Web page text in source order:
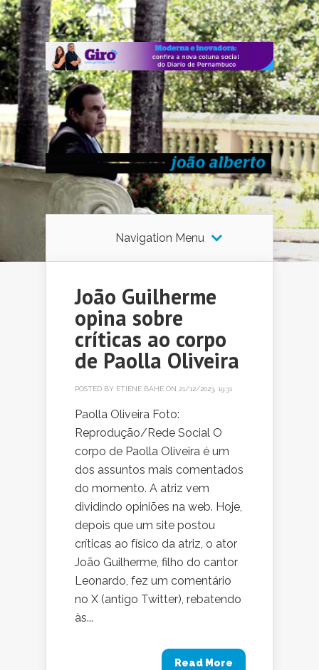
Navigation Menu
João Guilherme
opina sobre
críticas ao corpo
de Paolla Oliveira
POSTED BY ETIENE BAHE ON 21/12/2023, 19:31
Paolla Oliveira Foto:
Reprodução/Rede Social O
corpo de Paolla Oliveira é um
dos assuntos mais comentados
do momento. A atriz vem
dividindo opiniões na web. Hoje,
depois que um site postou
críticas ao físico da atriz, o ator
João Guilherme, filho do cantor
Leonardo, fez um comentário
no X (antigo Twitter), rebatendo
às...
Read More